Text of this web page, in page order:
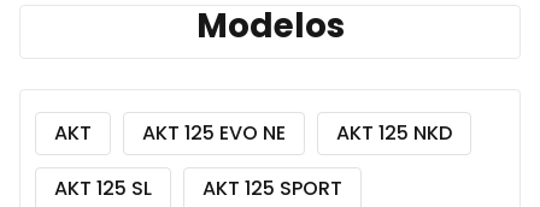
Modelos
AKT AKT 125 EVO NE
AKT 125 NKD
AKT 125 SL
AKT 125 SPORT